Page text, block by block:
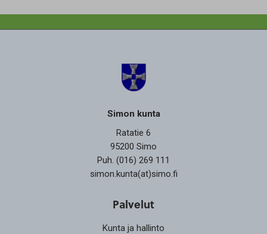
Simon kunta
Ratatie 6
95200 Simo
Puh. (016) 269 111
simon.kunta(at)simo.fi
Palvelut
Kunta ja hallinto